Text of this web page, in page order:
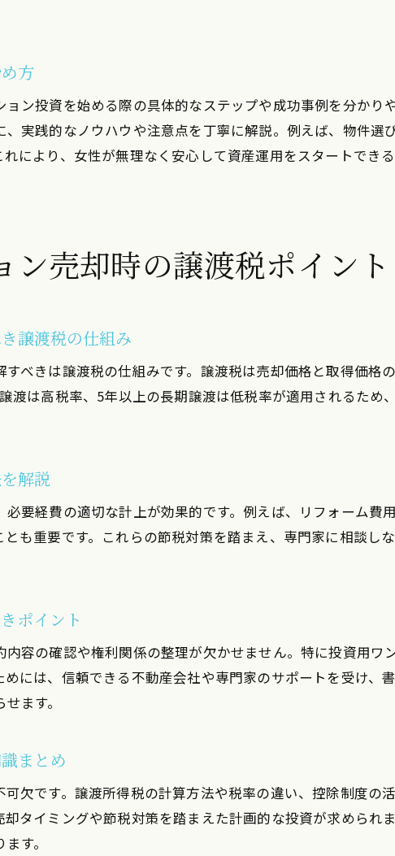
女性人気のマネーセミナーから学ぶ投資のヒント
ブログやSNSを活用した安全な投資情報収集法
投資用物件のリスク管理と失敗を防ぐポイント
資産運用で安心を得るための知識と実践方法
将来の安心を叶える女性向け投資の実践術
ワンルームマンション投資用で安心な将来設計を実
投資初心者でも安全に始める方法を徹底解説
ブログやSNSから得られる実践的な投資知識
方
ン投資を始める際の具体的なステップや成功事例を分かり
実践的なノウハウや注意点を丁寧に解説。例えば、物件選
により、女性が無理なく安心して資産運用をスタートでき
ン売却時の譲渡税ポイント
譲渡税の仕組み
べきは譲渡税の仕組みです。譲渡税は売却価格と取得価格
渡は高税率、5年以上の長期譲渡は低税率が適用されるため
解説
要経費の適切な計上が効果的です。例えば、リフォーム費
も重要です。これらの節税対策を踏まえ、専門家に相談し
ポイント
容の確認や権利関係の整理が欠かせません。特に投資用
には、信頼できる不動産会社や専門家のサポートを受け、
ます。
まとめ
欠です。譲渡所得税の計算方法や税率の違い、控除制度の
タイミングや節税対策を踏まえた計画的な投資が求められ
す。